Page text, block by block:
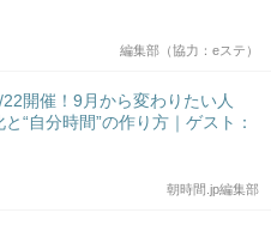
編集部（協力：eステ）
22開催！9月から変わりたい人
“自分時間”の作り方｜ゲスト：
朝時間.jp編集部